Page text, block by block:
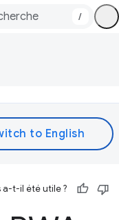
/
a-t-il été utile ?